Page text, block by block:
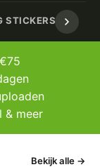
STICKERS /
& meer
Bekijk alle →